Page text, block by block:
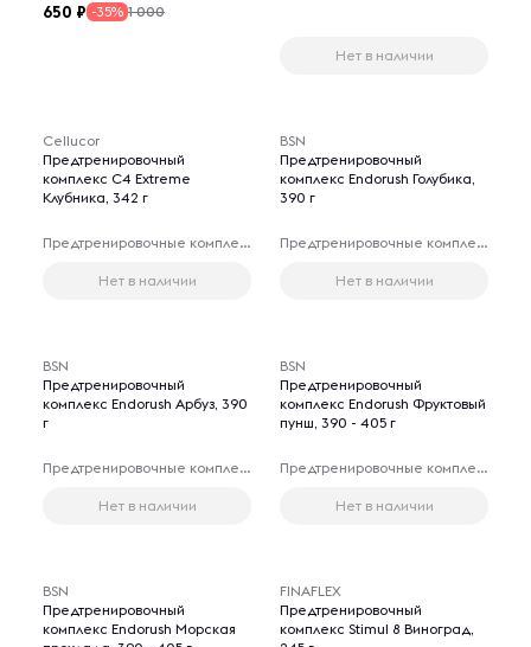
650 -35% 1 000
Нет в наличии
Cellucor
Предтренировочный
комплекс C4 Extreme
Клубника, 342 г
Предтренировочные комплексы
Нет в наличии
BSN
Предтренировочный
комплекс Endorush Голубика,
390 г
Предтренировочные комплексы
Нет в наличии
BSN
Предтренировочный
комплекс Endorush Арбуз, 390
г
Предтренировочные комплексы
Нет в наличии
BSN
Предтренировочный
комплекс Endorush Фруктовый
пунш, 390 - 405 г
Предтренировочные комплексы
Нет в наличии
BSN
Предтренировочный
комплекс Endorush Морская
FINAFLEX
Предтренировочный
комплекс Stimul 8 Виноград,